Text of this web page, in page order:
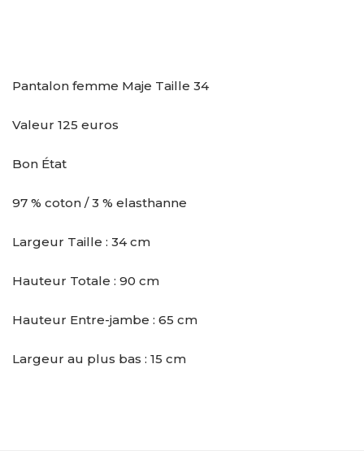
Pantalon femme Maje Taille 34
Valeur 125 euros
Bon État
97 % coton / 3 % elasthanne
Largeur Taille : 34 cm
Hauteur Totale : 90 cm
Hauteur Entre-jambe : 65 cm
Largeur au plus bas : 15 cm